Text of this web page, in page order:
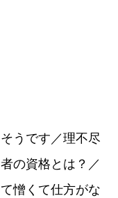
うです／理不尽
の資格とは？／
憎くて仕方がな